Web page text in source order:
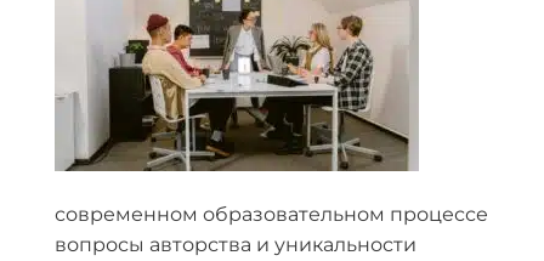
современном образовательном процессе
вопросы авторства и уникальности